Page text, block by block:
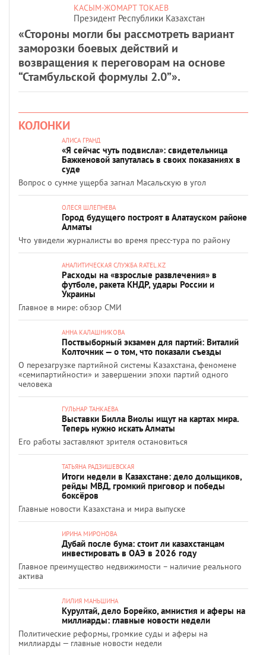
КАСЫМ-ЖОМАРТ ТОКАЕВ
Президент Республики Казахстан
«Стороны могли бы рассмотреть вариант
заморозки боевых действий и
возвращения к переговорам на основе
“Стамбульской формулы 2.0”».
КОЛОНКИ
АЛИСА ГРАНД
«Я сейчас чуть подвисла»: свидетельница
Бажкеновой запуталась в своих показаниях в
суде
Вопрос о сумме ущерба загнал Масальскую в угол
ОЛЕСЯ ШЛЕПНЕВА
Город будущего построят в Алатауском районе
Алматы
Что увидели журналисты во время пресс-тура по району
АНАЛИТИЧЕСКАЯ СЛУЖБА RATEL.KZ
Расходы на «взрослые развлечения» в
футболе, ракета КНДР, удары России и
Украины
Главное в мире: обзор СМИ
АННА КАЛАШНИКОВА
Поствыборный экзамен для партий: Виталий
Колточник — о том, что показали съезды
О перезагрузке партийной системы Казахстана, феномене
«семипартийности» и завершении эпохи партий одного
человека
ГУЛЬНАР ТАНКАЕВА
Выставки Билла Виолы ищут на картах мира.
Теперь нужно искать Алматы
Его работы заставляют зрителя остановиться
ТАТЬЯНА РАДЗИШЕВСКАЯ
Итоги недели в Казахстане: дело дольщиков,
рейды МВД, громкий приговор и победы
боксёров
Главные новости Казахстана и мира выпуске
ИРИНА МИРОНОВА
Дубай после бума: стоит ли казахстанцам
инвестировать в ОАЭ в 2026 году
Главное преимущество недвижимости – наличие реального
актива
ЛИЛИЯ МАНЬШИНА
Курултай, дело Борейко, амнистия и аферы на
миллиарды: главные новости недели
Политические реформы, громкие суды и аферы на
миллиарды — главные новости недели